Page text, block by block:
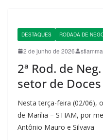
o
o
k
o
n
DESTAQUES RODADA DE
2 de junho de 2026
2ª Rod. de
setor de
Nesta terça-feira (02/06),
de Marília – STIAM, por
Antônio Mauro e Silvava